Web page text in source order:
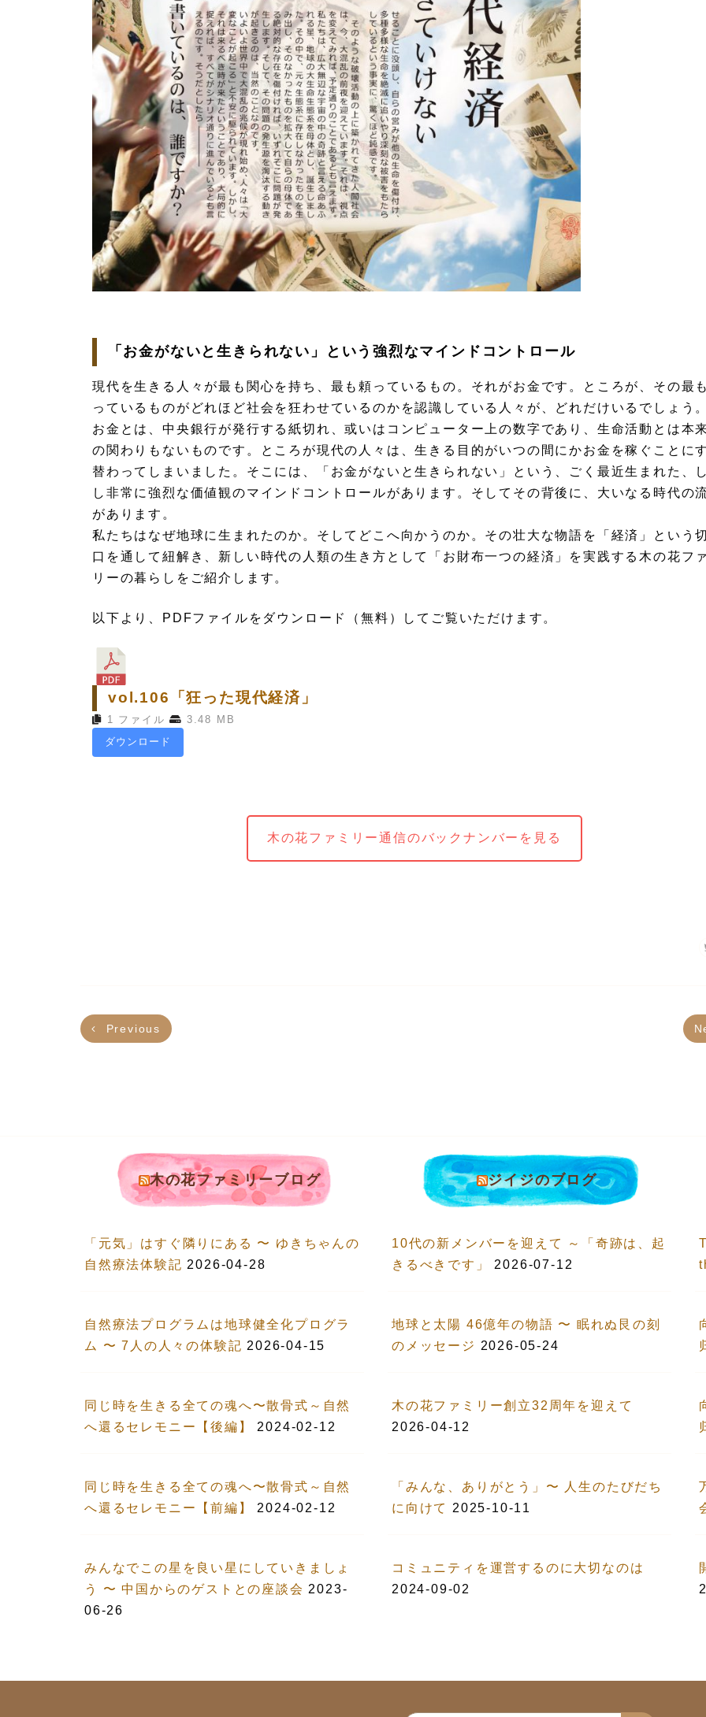
「お金がないと生きられない」という強烈なマインドコントロール
現代を生きる人々が最も関心を持ち、最も頼っているもの。それがお金です。ところが、その最
っているものがどれほど社会を狂わせているのかを認識している人々が、どれだけいるでしょう。
お金とは、中央銀行が発行する紙切れ、或いはコンピューター上の数字であり、生命活動とは本
の関わりもないものです。ところが現代の人々は、生きる目的がいつの間にかお金を稼ぐことに
替わってしまいました。そこには、「お金がないと生きられない」という、ごく最近生まれた、
し非常に強烈な価値観のマインドコントロールがあります。そしてその背後に、大いなる時代の
があります。
私たちはなぜ地球に生まれたのか。そしてどこへ向かうのか。その壮大な物語を「経済」という
口を通して紐解き、新しい時代の人類の生き方として「お財布一つの経済」を実践する木の花フ
リーの暮らしをご紹介します。
以下より、PDFファイルをダウンロード（無料）してご覧いただけます。
vol.106「狂った現代経済」
1 ファイル
3.48 MB
ダウンロード
木の花ファミリー通信のバックナンバーを見る
Previous
木の花ファミリーブログ
「元気」はすぐ隣りにある 〜 ゆきちゃんの
自然療法体験記 2026-04-28
自然療法プログラムは地球健全化プログラ
ム 〜 7人の人々の体験記 2026-04-15
同じ時を生きる全ての魂へ〜散骨式～自然
へ還るセレモニー【後編】
2024-02-12
同じ時を生きる全ての魂へ〜散骨式～自然
へ還るセレモニー【前編】
2024-02-12
みんなでこの星を良い星にしていきましょ
う 〜 中国からのゲストとの座談会 2023-
06-26
ジイジのブログ
10代の新メンバーを迎えて ～「奇跡は、起
きるべきです」
2026-07-12
地球と太陽 46億年の物語 〜 眠れぬ艮の刻
のメッセージ 2026-05-24
木の花ファミリー創立32周年を迎えて
2026-04-12
「みんな、ありがとう」〜 人生のたびだち
に向けて
2025-10-11
コミュニティを運営するのに大切なのは
2024-09-02